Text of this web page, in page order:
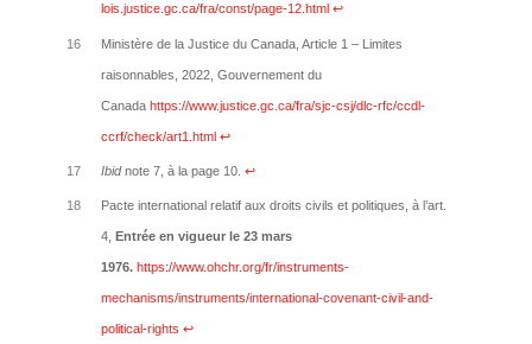
lois.justice.gc.ca/fra/const/page-12.html ↩︎
16 Ministère de la Justice du Canada, Article 1 – Limites
raisonnables, 2022, Gouvernement du
Canada https://www.justice.gc.ca/fra/sjc-csj/dlc-rfc/ccdl-
ccrf/check/art1.html ↩︎
17 Ibidnote 7, à la page 10. ↩︎
18 Pacte international relatif aux droits civils et politiques, à l’art.
4, Entrée en vigueur le 23 mars
1976. https://www.ohchr.org/fr/instruments-
mechanisms/instruments/international-covenant-civil-and-
political-rights ↩︎